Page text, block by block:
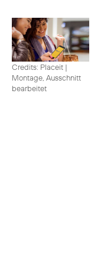
Credits: Placeit |
Montage, Ausschnitt
bearbeitet